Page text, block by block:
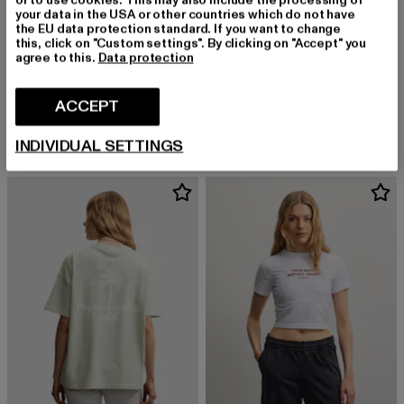
PEGADOR
Anastasia Cropped Frottee
EUR 39,99
Derzeitiger Preis: EUR 39,99
your data in the USA or other countries which do not have
the EU data protection standard. If you want to change
this, click on "Custom settings". By clicking on "Accept" you
agree to this. Data protection
ACCEPT
INDIVIDUAL SETTINGS